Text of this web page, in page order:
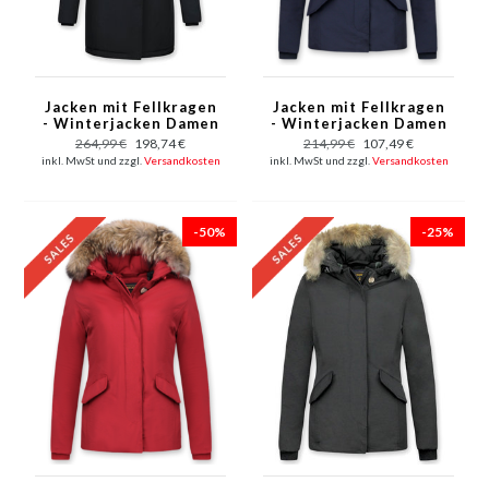
Jacken mit Fellkragen
- Winterjacken Damen
Lang - Großer
Pelzkragen - Schwarz
264,99 € 198,74 €
inkl. MwSt und zzgl. Versandkosten
Jacken mit Fellkragen
- Winterjacken Damen
Kurze - Große
Pelzkragen - Wooly -
Blau
214,99 € 107,49 €
inkl. MwSt und zzgl. Versandkosten
-50% -25%